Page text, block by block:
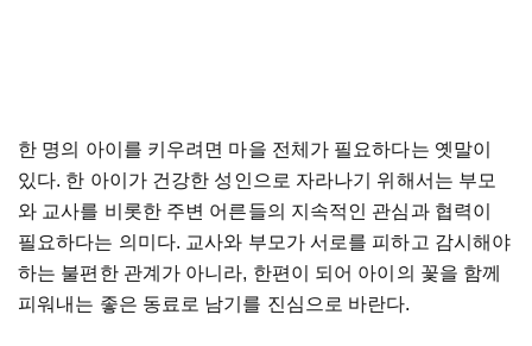
한 명의 아이를 키우려면 마을 전체가 필요하다는 옛말이
있다. 한 아이가 건강한 성인으로 자라나기 위해서는 부모
와 교사를 비롯한 주변 어른들의 지속적인 관심과 협력이
필요하다는 의미다. 교사와 부모가 서로를 피하고 감시해야
하는 불편한 관계가 아니라, 한편이 되어 아이의 꽃을 함께
피워내는 좋은 동료로 남기를 진심으로 바란다.